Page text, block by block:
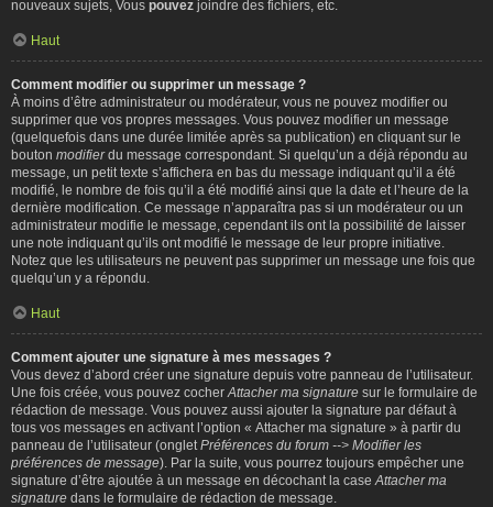
nouveaux sujets, Vous pouvez joindre des fichiers, etc.
Haut
Comment modifier ou supprimer un message ?
À moins d’être administrateur ou modérateur, vous ne pouvez modifier ou
supprimer que vos propres messages. Vous pouvez modifier un message
(quelquefois dans une durée limitée après sa publication) en cliquant sur le
bouton modifierdu message correspondant. Si quelqu’un a déjà répondu au
message, un petit texte s’affichera en bas du message indiquant qu’il a été
modifié, le nombre de fois qu’il a été modifié ainsi que la date et l’heure de la
dernière modification. Ce message n’apparaîtra pas si un modérateur ou un
administrateur modifie le message, cependant ils ont la possibilité de laisser
une note indiquant qu’ils ont modifié le message de leur propre initiative.
Notez que les utilisateurs ne peuvent pas supprimer un message une fois que
quelqu’un y a répondu.
Haut
Comment ajouter une signature à mes messages ?
Vous devez d’abord créer une signature depuis votre panneau de l’utilisateur.
Une fois créée, vous pouvez cocher Attacher ma signature sur le formulaire de
rédaction de message. Vous pouvez aussi ajouter la signature par défaut à
tous vos messages en activant l’option « Attacher ma signature » à partir du
panneau de l’utilisateur (onglet Préférences du forum --> Modifier les
préférences de message). Par la suite, vous pourrez toujours empêcher une
signature d’être ajoutée à un message en décochant la case Attacher ma
signature dans le formulaire de rédaction de message.